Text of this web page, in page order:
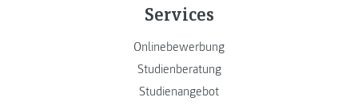
Services
Onlinebewerbung
Studienberatung
Studienangebot